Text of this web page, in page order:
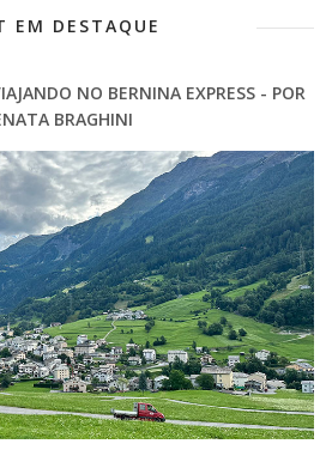
EM DESTAQUE
NO BERNINA EXPRESS - POR
BRAGHINI